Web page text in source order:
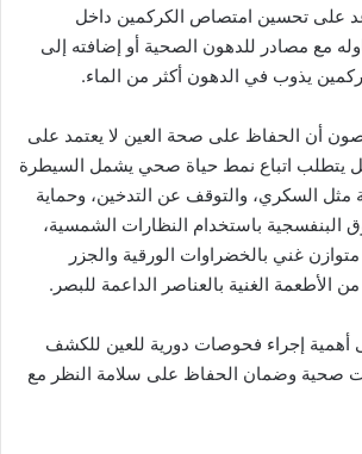
على تحسين امتصاص الكركمين داخل
مع مصادر للدهون الصحية أو إضافته إلى
يذوب في الدهون أكثر من الماء.
أن الحفاظ على صحة العين لا يعتمد على
بل يتطلب اتباع نمط حياة صحي يشمل السيطرة
مثل السكري، والتوقف عن التدخين، وحماية
البنفسجية باستخدام النظارات الشمسية،
غني بالخضراوات الورقية والجزر
الأطعمة الغنية بالعناصر الداعمة للبصر.
أهمية إجراء فحوصات دورية للعين للكشف
صحية وضمان الحفاظ على سلامة النظر مع